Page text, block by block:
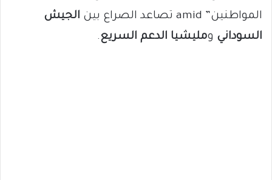
المواطنين” amid تصاعد الصراع بين
الجيش
السوداني ومليشيا الدعم السريع.